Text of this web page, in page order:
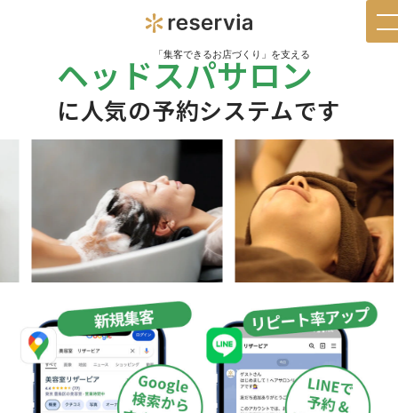
「集客できるお店づくり」を支える
ヘッドスパサロン
に人気の予約システムです